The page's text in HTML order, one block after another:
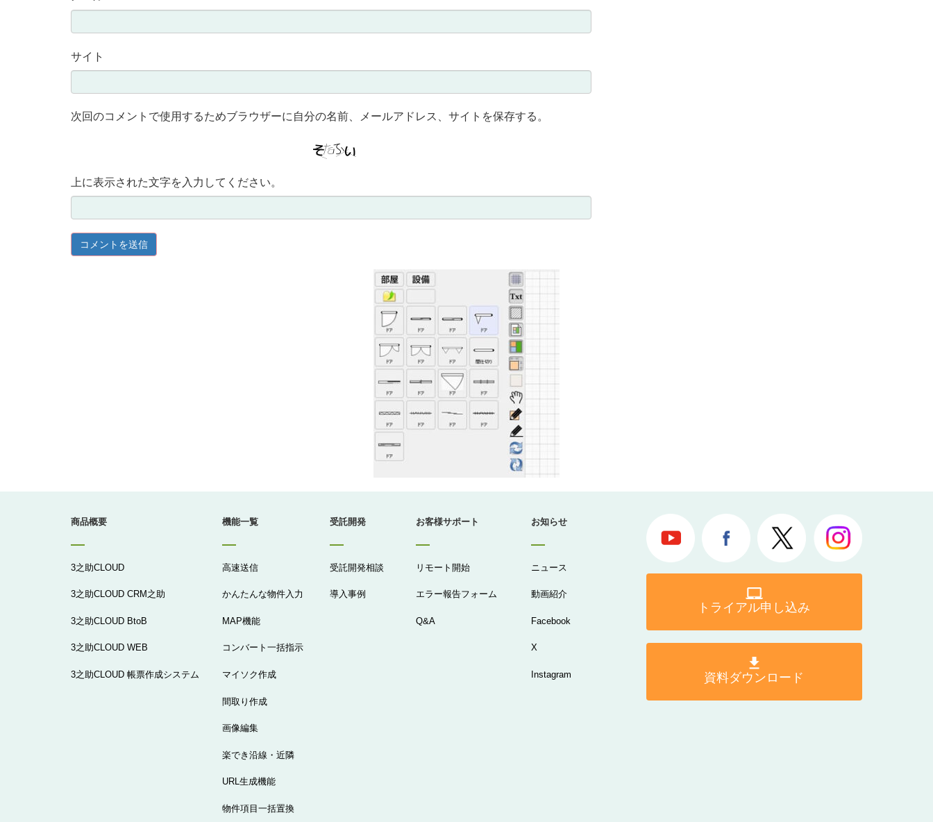
サイト
次回のコメントで使用するためブラウザーに自分の名前、メールアドレス、サイトを保存する。
上に表示された文字を入力してください。
商品概要
3之助CLOUD
3之助CLOUD CRM之助
3之助CLOUD BtoB
3之助CLOUD WEB
3之助CLOUD 帳票作成システム
機能一覧
高速送信
かんたんな物件入力
MAP機能
コンバート一括指示
マイソク作成
間取り作成
画像編集
楽でき沿線・近隣
URL生成機能
物件項目一括置換
受託開発
受託開発相談
導入事例
お客様サポート
リモート開始
エラー報告フォーム
Q&A
お知らせ
ニュース
動画紹介
Facebook
X
Instagram
トライアル申し込み
資料ダウンロード